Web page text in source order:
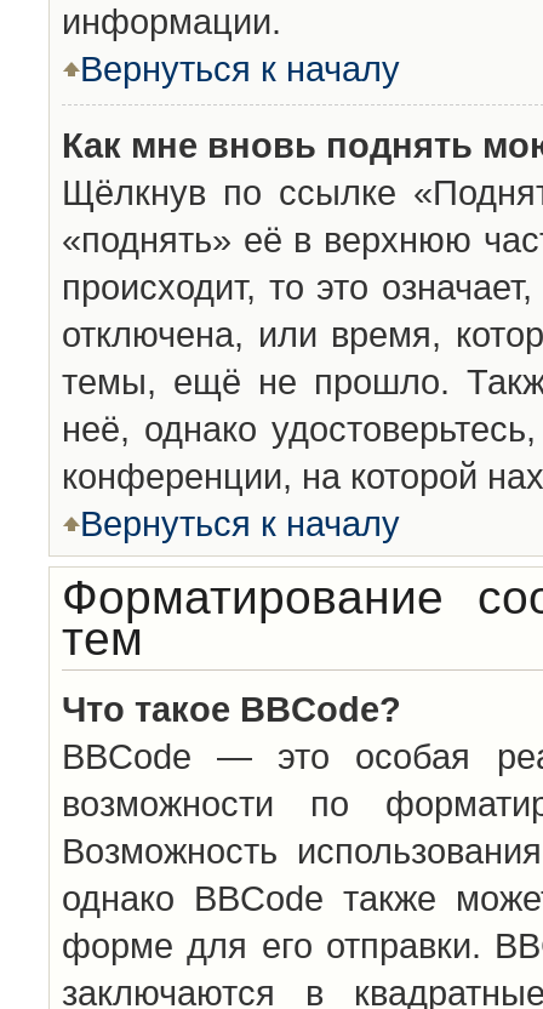
информации.
Вернуться к началу
Как мне вновь поднять
Щёлкнув по ссылке
«поднять» её в верхнюю
происходит, то это
отключена, или время,
темы, ещё не прошло.
неё, однако
конференции, на которой
Вернуться к началу
Форматирование
тем
Что такое BBCode?
BBCode — это особая
возможности по
Возможность
однако BBCode также
форме для его отправки.
заключаются в